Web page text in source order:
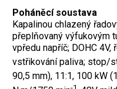
Poháněcí soustava
Kapalinou chlazený
přeplňovaný ­výfukovým
vpředu napříč; DOHC
vstřikování paliva; stop/
90,5 mm), 11:1, 100 kW
-1